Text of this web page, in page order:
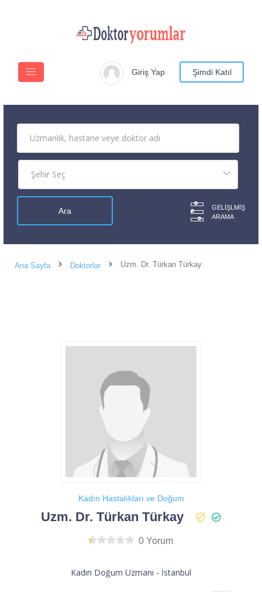
Giriş Yap Şimdi Katıl
GELIŞLMIŞ
ARAMA
Ana Sayfa Doktorlar Uzm. Dr. Türkan Türkay
Kadın Hastalıkları ve Doğum
Uzm. Dr. Türkan Türkay
0 Yorum
Kadın Doğum Uzmanı - İstanbul